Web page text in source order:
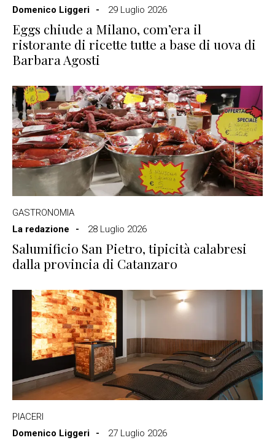
Domenico Liggeri
29 Luglio 2026
Eggs chiude a Milano, com’era il
ristorante di ricette tutte a base di uova di
Barbara Agosti
GASTRONOMIA
La redazione
28 Luglio 2026
Salumificio San Pietro, tipicità calabresi
dalla provincia di Catanzaro
PIACERI
Domenico Liggeri
27 Luglio 2026